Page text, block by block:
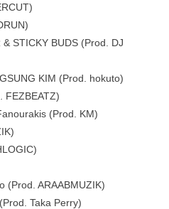
STICKY BUDS (Prod. DJ
KIM (Prod. hokuto)
FEZBEATZ)
(Prod. KM)
(Prod. ARAABMUZIK)
Taka Perry)